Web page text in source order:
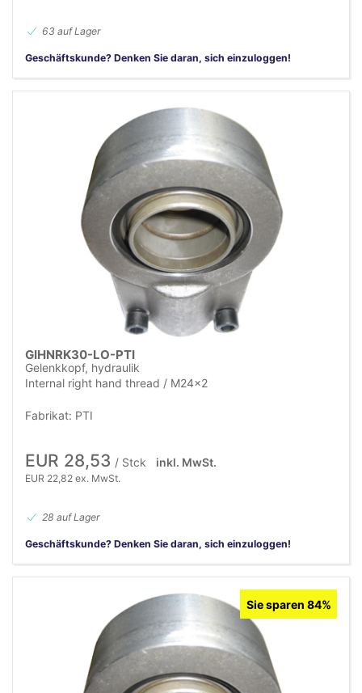
63 auf Lager
Geschäftskunde? Denken Sie daran, sich einzuloggen!
GIHNRK30-LO-PTI
Gelenkkopf, hydraulik
Internal right hand thread / M24x2
Fabrikat: PTI
EUR 28,53 / Stck inkl. MwSt.
EUR 22,82 ex. MwSt.
28 auf Lager
Geschäftskunde? Denken Sie daran, sich einzuloggen!
Sie sparen 84%